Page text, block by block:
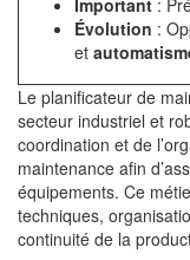
Important :
Évolution :
et
Le planificateur de
secteur industriel et
coordination et de
maintenance afin
équipements. Ce
techniques,
continuité de la